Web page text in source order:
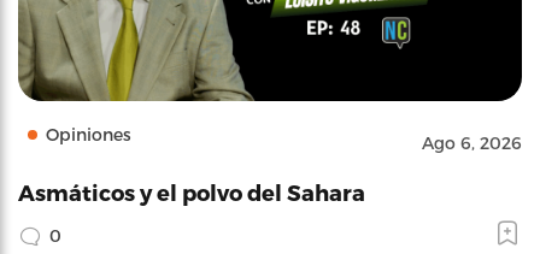
Opiniones Ago 6, 2026
Asmáticos y el polvo del Sahara
0